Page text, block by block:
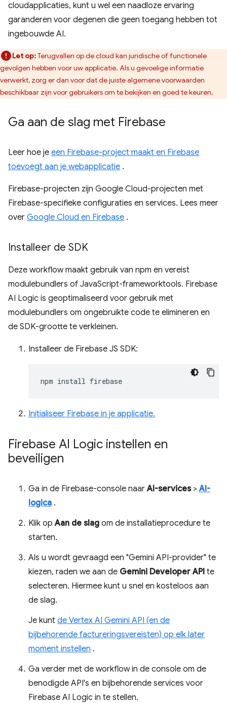
cloudapplicaties, kunt u wel een naadloze ervaring
garanderen voor degenen die geen toegang hebben tot
ingebouwde AI.
Let op:Terugvallen op de cloud kan juridische of functionele
gevolgen hebben voor uw applicatie. Als u gevoelige informatie
verwerkt, zorg er dan voor dat de juiste algemene voorwaarden
beschikbaar zijn voor gebruikers om te bekijken en goed te keuren.
Ga aan de slag met Firebase
Leer hoe je een Firebase-project maakt en Firebase
toevoegt aan je webapplicatie .
Firebase-projecten zijn Google Cloud-projecten met
Firebase-specifieke configuraties en services. Lees meer
over Google Cloud en Firebase .
Installeer de SDK
Deze workflow maakt gebruik van npm en vereist
modulebundlers of JavaScript-frameworktools. Firebase
AI Logic is geoptimaliseerd voor gebruik met
modulebundlers om ongebruikte code te elimineren en
de SDK-grootte te verkleinen.
Installeer de Firebase JS SDK:
npm install
Initialiseer Firebase in je applicatie.
Firebase AI Logic instellen en
beveiligen
Ga in de Firebase-console naarAI-services>AI-
logica .
Klik opAan de slag om de installatieprocedure te
starten.
Als u wordt gevraagd een "Gemini API-provider" te
kiezen, raden we aan de Gemini Developer API te
selecteren. Hiermee kunt u snel en kosteloos aan
de slag.
Je kunt de Vertex AI Gemini API (en de
bijbehorende factureringsvereisten) op elk later
moment instellen .
Ga verder met de workflow in de console om de
benodigde API's en bijbehorende services voor
Firebase AI Logic in te stellen.